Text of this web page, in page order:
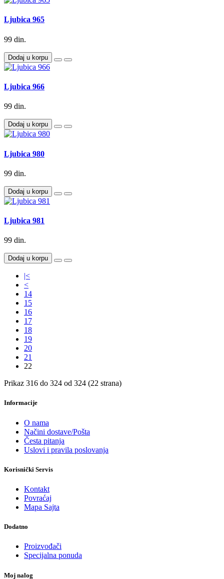
Ljubica 965
99 din.
Dodaj u korpu
Ljubica 966
99 din.
Dodaj u korpu
Ljubica 980
99 din.
Dodaj u korpu
Ljubica 981
99 din.
Dodaj u korpu
|<
<
14
15
16
17
18
19
20
21
22
Prikaz 316 do 324 od 324 (22 strana)
Informacije
O nama
Načini dostave/Pošta
Česta pitanja
Uslovi i pravila poslovanja
Korisnički Servis
Kontakt
Povraćaj
Mapa Sajta
Dodatno
Proizvođači
Specijalna ponuda
Moj nalog